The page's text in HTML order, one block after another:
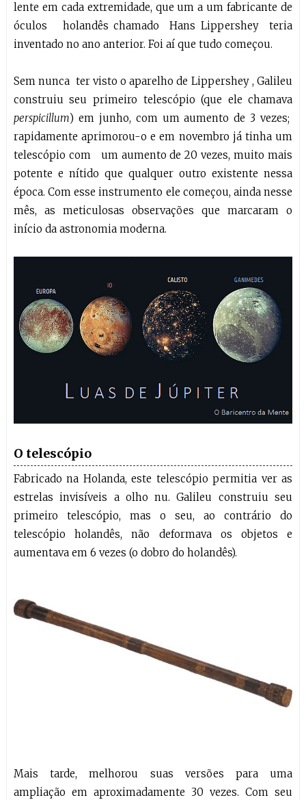
lente em cada extremidade, que um a um fabricante de
óculos holandês chamado Hans Lippershey teria
inventado no ano anterior. Foi aí que tudo começou.
Sem nunca ter visto o aparelho de Lippershey , Galileu
construiu seu primeiro telescópio (que ele chamava
perspicillum) em junho, com um aumento de 3 vezes;
rapidamente aprimorou-o e em novembro já tinha um
telescópio com um aumento de 20 vezes, muito mais
potente e nítido que qualquer outro existente nessa
época. Com esse instrumento ele começou, ainda nesse
mês, as meticulosas observações que marcaram o
início da astronomia moderna.
O telescópio
Fabricado na Holanda, este telescópio permitia ver as
estrelas invisíveis a olho nu. Galileu construiu seu
primeiro telescópio, mas o seu, ao contrário do
telescópio holandês, não deformava os objetos e
aumentava em 6 vezes (o dobro do holandês).
Mais tarde, melhorou suas versões para uma
ampliação em aproximadamente 30 vezes. Com seu